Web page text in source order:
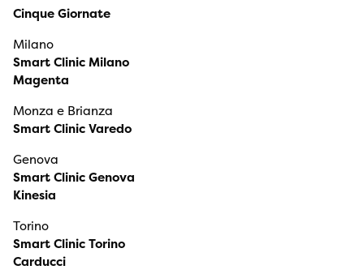
Cinque Giornate
Milano
Smart Clinic Milano
Magenta
Monza e Brianza
Smart Clinic Varedo
Genova
Smart Clinic Genova
Kinesia
Torino
Smart Clinic Torino
Carducci